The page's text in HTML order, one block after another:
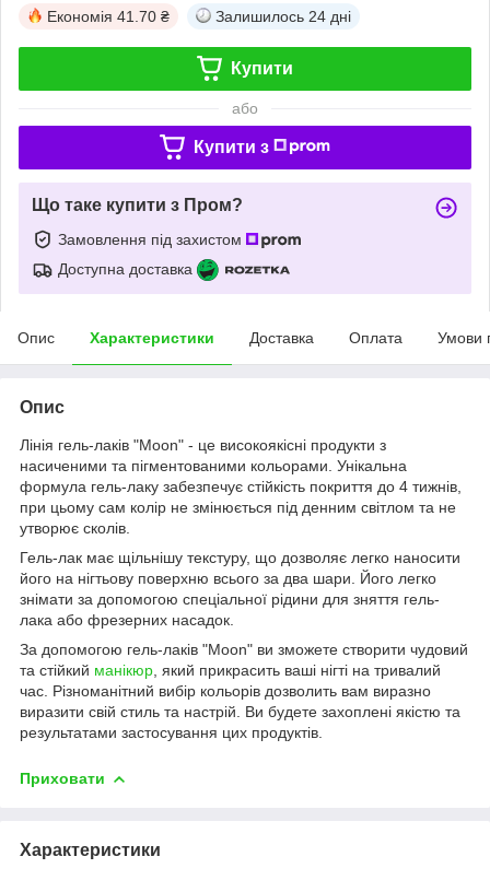
Економія 41.70 ₴ Залишилось 24 дні
Купити
або
Купити з
Що таке купити з Пром?
Замовлення під захистом
Доступна доставка
Опис Характеристики Доставка Оплата Умови
Опис
Лінія гель-лаків "Moon" - це високоякісні продукти з
насиченими та пігментованими кольорами. Унікальна
формула гель-лаку забезпечує стійкість покриття до 4 тижнів,
при цьому сам колір не змінюється під денним світлом та не
утворює сколів.
Гель-лак має щільнішу текстуру, що дозволяє легко наносити
його на нігтьову поверхню всього за два шари. Його легко
знімати за допомогою спеціальної рідини для зняття гель-
лака або фрезерних насадок.
За допомогою гель-лаків "Moon" ви зможете створити чудовий
та стійкий манікюр , який прикрасить ваші нігті на тривалий
час. Різноманітний вибір кольорів дозволить вам виразно
виразити свій стиль та настрій. Ви будете захоплені якістю та
результатами застосування цих продуктів.
Приховати
Характеристики